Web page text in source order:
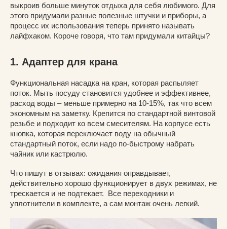
выкроив больше минуток отдыха для себя любимого. Для
этого придумали разные полезные штучки и приборы, а
процесс их использования теперь принято называть
лайфхаком. Короче говоря, что там придумали китайцы?
1. Адаптер для крана
Функциональная насадка на кран, которая распыляет
поток. Мыть посуду становится удобнее и эффективнее,
расход воды – меньше примерно на 10-15%, так что всем
экономным на заметку. Крепится по стандартной винтовой
резьбе и подходит ко всем смесителям. На корпусе есть
кнопка, которая переключает воду на обычный
стандартный поток, если надо по-быстрому набрать
чайник или кастрюлю.
Что пишут в отзывах: ожидания оправдывает,
действительно хорошо функционирует в двух режимах, не
трескается и не подтекает. Все переходники и
уплотнители в комплекте, а сам монтаж очень легкий.